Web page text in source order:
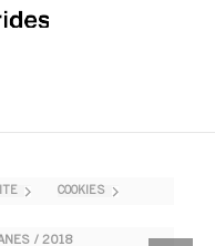
COOKIES
/ 2018